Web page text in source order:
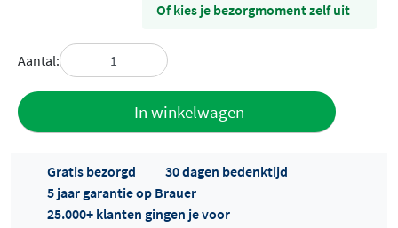
Of kies je bezorgmoment zelf uit
Aantal:
In winkelwagen
Gratis bezorgd
30 dagen bedenktijd
5 jaar garantie op Brauer
25.000+ klanten gingen je voor